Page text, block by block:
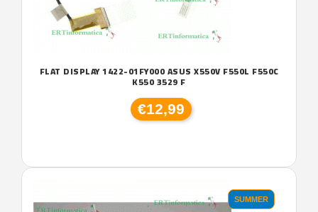
FLAT DISPLAY 1422-01FY000 ASUS X550V F550L F550C
K550 3529 F
€12,99
SUMMER